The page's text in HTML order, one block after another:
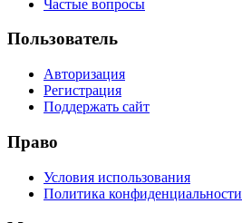
Частые вопросы
Пользователь
Авторизация
Регистрация
Поддержать сайт
Право
Условия использования
Политика конфиденциальности